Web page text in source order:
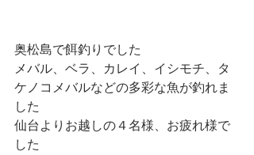
奥松島で餌釣りでした
メバル、ベラ、カレイ、イシモチ、タ
ケノコメバルなどの多彩な魚が釣れま
した
仙台よりお越しの４名様、お疲れ様で
した